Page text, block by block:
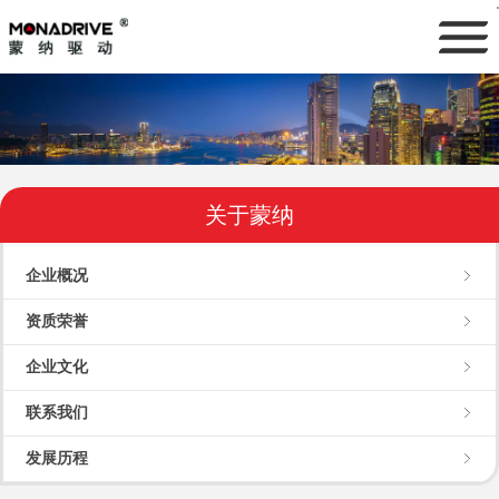
关于蒙纳
企业概况
资质荣誉
企业文化
联系我们
发展历程